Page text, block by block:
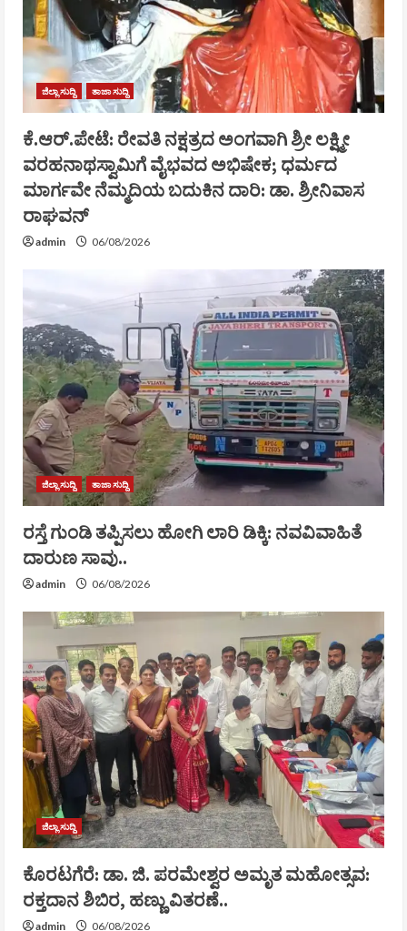
ಜಿಲ್ಲಾ ಸುದ್ದಿ ತಾಜಾ ಸುದ್ದಿ
ಕೆ.ಆರ್.ಪೇಟೆ: ರೇವತಿ ನಕ್ಷತ್ರದ ಅಂಗವಾಗಿ ಶ್ರೀ ಲಕ್ಷ್ಮೀ
ವರಹನಾಥಸ್ವಾಮಿಗೆ ವೈಭವದ ಅಭಿಷೇಕ; ಧರ್ಮದ
ಮಾರ್ಗವೇ ನೆಮ್ಮದಿಯ ಬದುಕಿನ ದಾರಿ: ಡಾ. ಶ್ರೀನಿವಾಸ
ರಾಘವನ್
admin 06/08/2026
ಜಿಲ್ಲಾ ಸುದ್ದಿ ತಾಜಾ ಸುದ್ದಿ
ರಸ್ತೆ ಗುಂಡಿ ತಪ್ಪಿಸಲು ಹೋಗಿ ಲಾರಿ ಡಿಕ್ಕಿ: ನವವಿವಾಹಿತೆ
ದಾರುಣ ಸಾವು..
admin 06/08/2026
ಜಿಲ್ಲಾ ಸುದ್ದಿ
ಕೊರಟಗೆರೆ: ಡಾ. ಜಿ. ಪರಮೇಶ್ವರ ಅಮೃತ ಮಹೋತ್ಸವ:
ರಕ್ತದಾನ ಶಿಬಿರ, ಹಣ್ಣು ವಿತರಣೆ..
admin 06/08/2026